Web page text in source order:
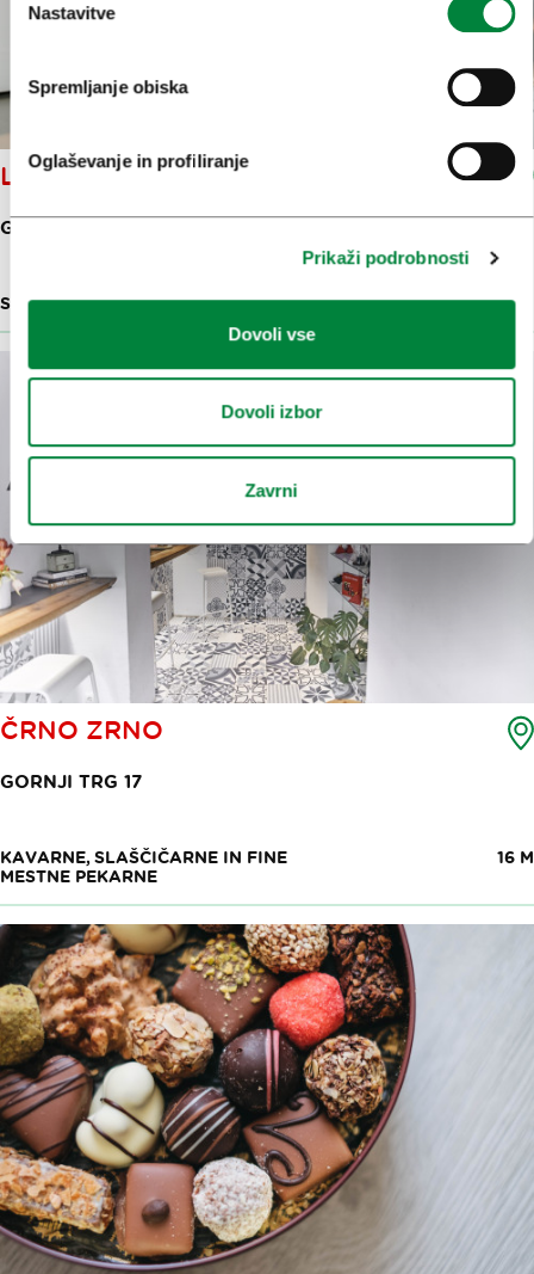
Nastavitve
Spremljanje obiska
Oglaševanje in profiliranje
Prikaži podrobnosti
Dovoli vse
Dovoli izbor
Zavrni
LITTLE OTJA
GORNJI TRG 14
SLOVENSKI OBLIKOVALSKI IZDELKI 15 M
ČRNO ZRNO
GORNJI TRG 17
KAVARNE, SLAŠČIČARNE IN FINE
MESTNE PEKARNE
16 M